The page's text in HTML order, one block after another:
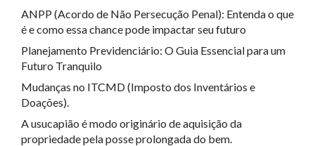
ANPP (Acordo de Não Persecução Penal): Entenda o que
é e como essa chance pode impactar seu futuro
Planejamento Previdenciário: O Guia Essencial para um
Futuro Tranquilo
Mudanças no ITCMD (Imposto dos Inventários e
Doações).
A usucapião é modo originário de aquisição da
propriedade pela posse prolongada do bem.